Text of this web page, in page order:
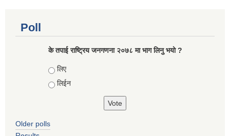
Poll
के तपाई राष्ट्रिय जनगणना २०७८ मा भाग लिनु भयो ?
Choices
लिए
लिईन
Older polls